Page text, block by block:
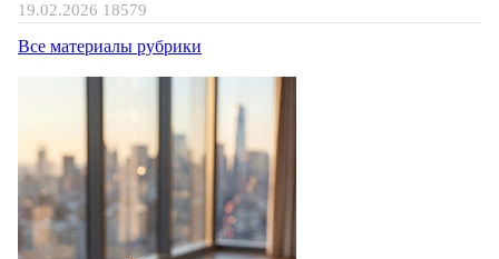
19.02.2026 18579
Все материалы рубрики